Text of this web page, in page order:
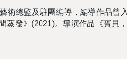
術總監及駐團編導，編導作品
蒸發》(2021)。導演作品《寶貝